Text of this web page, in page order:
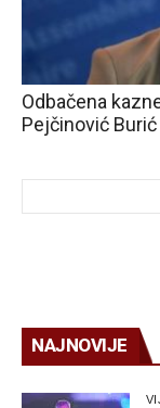
Odbačena
Pejčinović Burić
NAJNOVIJE